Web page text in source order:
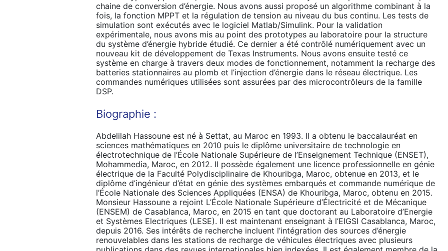
chaine de conversion d’énergie. Nous avons aussi proposé un algorithme combinant à la
fois, la fonction MPPT et la régulation de tension au niveau du bus continu. Les tests de
simulation sont exécutés avec le logiciel Matlab/Simulink. Pour la validation
expérimentale, nous avons mis au point des prototypes au laboratoire pour la structure
du système d’énergie hybride étudié. Ce dernier a été contrôlé numériquement avec un
nouveau kit de développement de Texas Instruments. Nous avons ensuite testé ce
système en charge à travers deux modes de fonctionnement, notamment la recharge des
batteries stationnaires au plomb et l’injection d’énergie dans le réseau électrique. Les
commandes numériques utilisées sont assurées par des microcontrôleurs de la famille
DSP.
Biographie :
Abdelilah Hassoune est né à Settat, au Maroc en 1993. Il a obtenu le baccalauréat en
sciences mathématiques en 2010 puis le diplôme universitaire de technologie en
électrotechnique de l’École Nationale Supérieure de l’Enseignement Technique (ENSET),
Mohammedia, Maroc, en 2012. Il possède également une licence professionnelle en génie
électrique de la Faculté Polydisciplinaire de Khouribga, Maroc, obtenue en 2013, et le
diplôme d’ingénieur d’état en génie des systèmes embarqués et commande numérique de
l’École Nationale des Sciences Appliquées (ENSA) de Khouribga, Maroc, obtenu en 2015.
Monsieur Hassoune a rejoint L’École Nationale Supérieure d’Électricité et de Mécanique
(ENSEM) de Casablanca, Maroc, en 2015 en tant que doctorant au Laboratoire d’Energie
et Systèmes Electriques (LESE). Il est maintenant enseignant à l’EIGSI Casablanca, Maroc,
depuis 2016. Ses intérêts de recherche incluent l’intégration des sources d’énergie
renouvelables dans les stations de recharge de véhicules électriques avec plusieurs